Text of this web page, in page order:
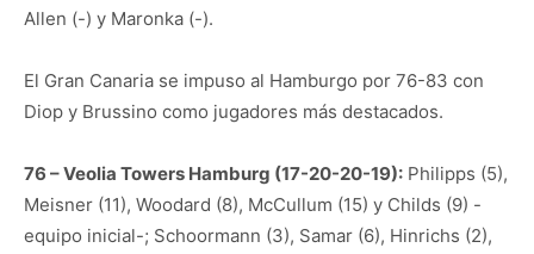
Allen (-) y Maronka (-).
El Gran Canaria se impuso al Hamburgo por 76-83 con
Diop y Brussino como jugadores más destacados.
76 – Veolia Towers Hamburg (17-20-20-19): Philipps (5),
Meisner (11), Woodard (8), McCullum (15) y Childs (9) -
equipo inicial-; Schoormann (3), Samar (6), Hinrichs (2),